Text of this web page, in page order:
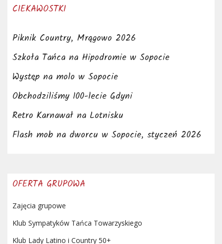
CIEKAWOSTKI
Piknik Country, Mrągowo 2026
Szkoła Tańca na Hipodromie w Sopocie
Występ na molo w Sopocie
Obchodziliśmy 100-lecie Gdyni
Retro Karnawał na Lotnisku
Flash mob na dworcu w Sopocie, styczeń 2026
OFERTA GRUPOWA
Zajęcia grupowe
Klub Sympatyków Tańca Towarzyskiego
Klub Lady Latino i Country 50+